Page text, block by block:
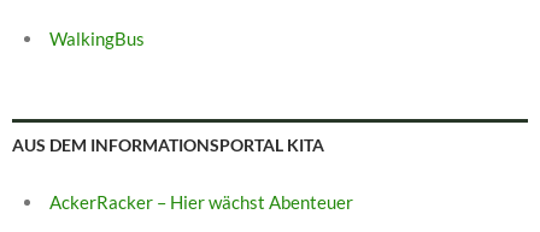
WalkingBus
AUS DEM INFORMATIONSPORTAL KITA
AckerRacker – Hier wächst Abenteuer